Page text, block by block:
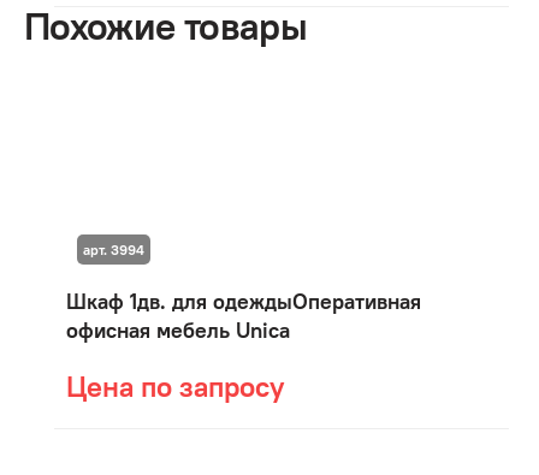
Похожие товары
Шкаф 1дв. для одеждыОперативная
офисная мебель Unica
Цена по запросу
арт. 3994